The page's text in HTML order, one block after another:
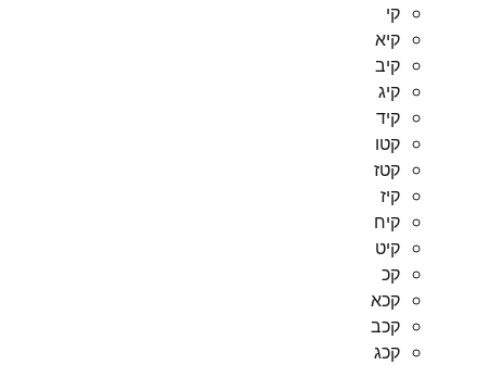
קי
קיא
קיב
קיג
קיד
קטו
קטז
קיז
קיח
קיט
קכ
קכא
קכב
קכג